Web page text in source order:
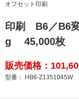
オフセット印刷
印刷 B6／B6
g 45,000枚
販売価格：
型番： HB6-Z1351045W